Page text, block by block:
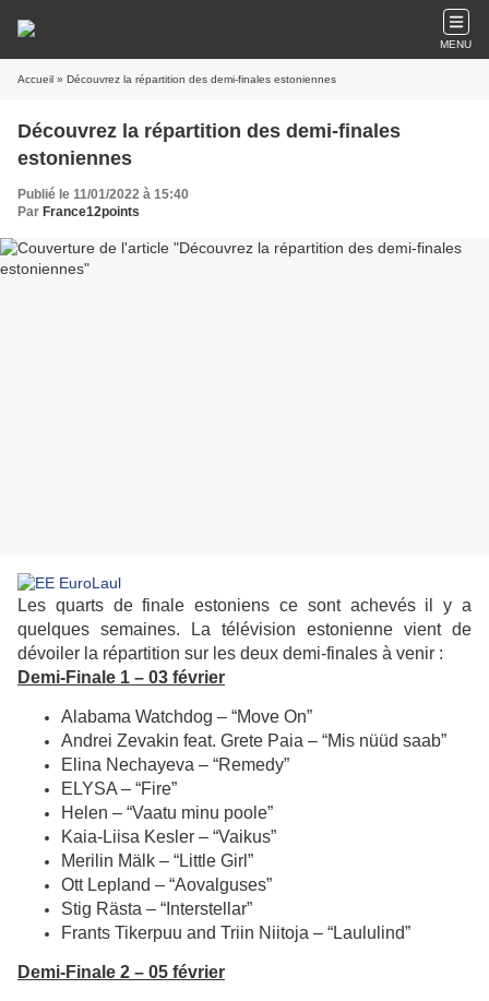
MENU
Accueil » Découvrez la répartition des demi-finales estoniennes
Découvrez la répartition des demi-finales
estoniennes
Publié le 11/01/2022 à 15:40
Par France12points
Les quarts de finale estoniens ce sont achevés il y a
quelques semaines. La télévision estonienne vient de
dévoiler la répartition sur les deux demi-finales à venir :
Demi-Finale 1 – 03 février
Alabama Watchdog – “Move On”
Andrei Zevakin feat. Grete Paia – “Mis nüüd saab”
Elina Nechayeva – “Remedy”
ELYSA – “Fire”
Helen – “Vaatu minu poole”
Kaia-Liisa Kesler – “Vaikus”
Merilin Mälk – “Little Girl”
Ott Lepland – “Aovalguses”
Stig Rästa – “Interstellar”
Frants Tikerpuu and Triin Niitoja – “Laululind”
Demi-Finale 2 – 05 février